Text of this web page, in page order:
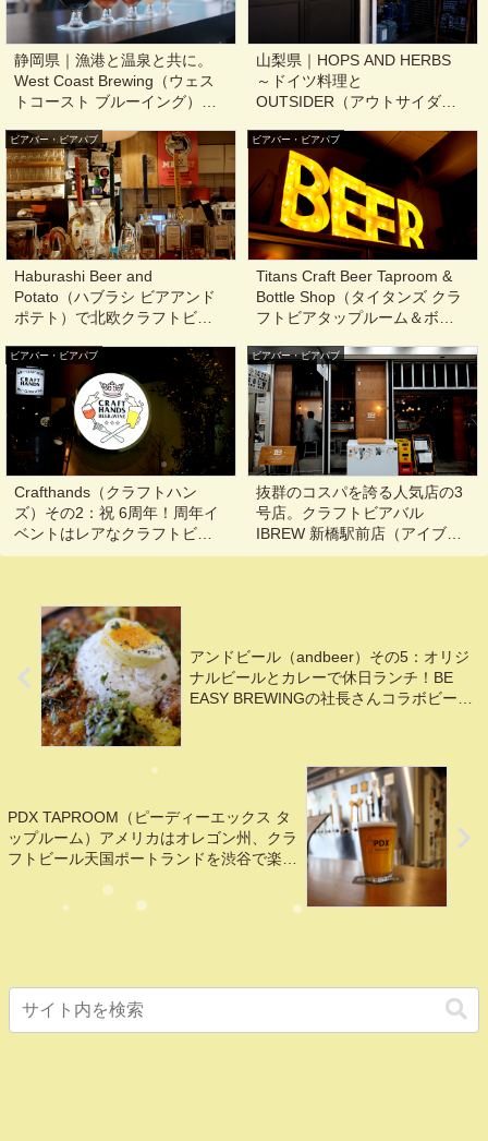
静岡県｜漁港と温泉と共に。
West Coast Brewing（ウェス
トコースト ブルーイング）用
山梨県｜HOPS AND HERBS
～ドイツ料理と
OUTSIDER（アウトサイダ
ビアバー・ビアパブ
Haburashi Beer and
Potato（ハブラシ ビアアンド
ポテト）で北欧クラフトビー
ビアバー・ビアパブ
Titans Craft Beer Taproom &
Bottle Shop（タイタンズ クラ
フトビアタップルーム＆ボト
ループでミーティングでも！
色々な使い方ができるクラフ
トビアバー@大塚
ビアバー・ビアパブ
Crafthands（クラフトハン
ズ）その2：祝 6周年！周年イ
ベントはレアなクラフトビー
ルと共にみんなで祝おう@東
ビアバー・ビアパブ
抜群のコスパを誇る人気店の3
号店。クラフトビアバル
IBREW 新橋駅前店（アイブリ
ュー）
アンドビール（andbeer）その5：オリジ
ナルビールとカレーで休日ランチ！BE
EASY BREWINGの社長さんコラボビール
PDX TAPROOM（ピーディーエックス タ
ップルーム）アメリカはオレゴン州、クラ
フトビール天国ポートランドを渋谷で楽し